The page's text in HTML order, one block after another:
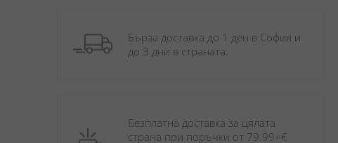
Бърза доставка до 1 ден в София и
до 3 дни в страната.
Безплатна доставка за цялата